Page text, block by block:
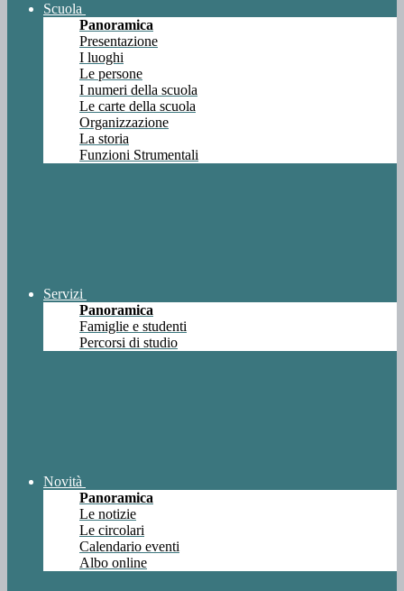
Scuola
Panoramica
Presentazione
I luoghi
Le persone
I numeri della scuola
Le carte della scuola
Organizzazione
La storia
Funzioni Strumentali
Servizi
Panoramica
Famiglie e studenti
Percorsi di studio
Novità
Panoramica
Le notizie
Le circolari
Calendario eventi
Albo online